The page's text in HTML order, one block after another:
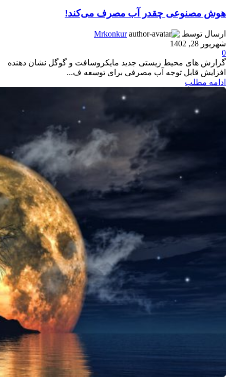
هوش مصنوعی چقدر آب مصرف می‌کند!
ارسال توسط
Mrkonkur
شهریور 28, 1402
0
گزارش های محیط زیستی جدید مایکروسافت و گوگل نشان دهنده
افزایش قابل توجه آب مصرفی برای توسعه ف...
ادامه مطلب